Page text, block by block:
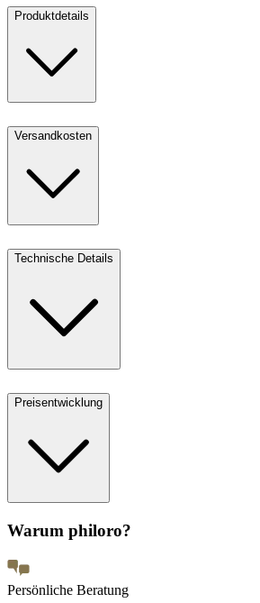
Produktdetails
Versandkosten
Technische Details
Preisentwicklung
Warum philoro?
Persönliche Beratung